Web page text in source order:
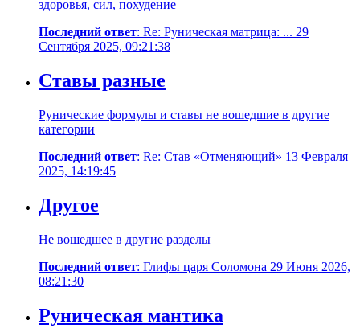
здоровья, сил, похудение
Последний ответ: Re: Руническая матрица: ... 29
Сентября 2025, 09:21:38
Ставы разные
Рунические формулы и ставы не вошедшие в другие
категории
Последний ответ: Re: Став «Отменяющий» 13 Февраля
2025, 14:19:45
Другое
Не вошедшее в другие разделы
Последний ответ: Глифы царя Соломона 29 Июня 2026,
08:21:30
Руническая мантика